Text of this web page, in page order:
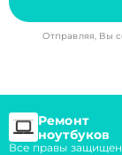
Отправляя, Вы
Ремонт
ноутбуков
Все правы